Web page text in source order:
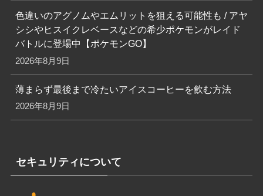
色違いのアグノムやエムリットを狙える可能性も / アヤ
シシやヒスイクレベースなどの希少ポケモンがレイド
バトルに登場中【ポケモンGO】
2026年8月9日
薄まらず最後まで冷たいアイスコーヒーを飲む方法
2026年8月9日
セキュリティについて